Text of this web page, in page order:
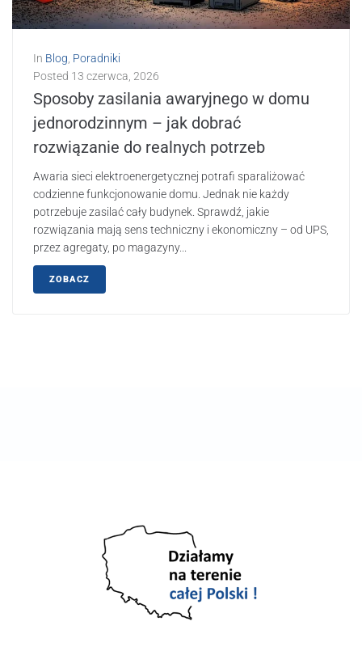
In Blog Poradniki
Posted 13 czerwca, 2026
Sposoby zasilania awaryjnego w domu
jednorodzinnym – jak dobrać
rozwiązanie do realnych potrzeb
Awaria sieci elektroenergetycznej potrafi sparaliżować
codzienne funkcjonowanie domu. Jednak nie każdy
potrzebuje zasilać cały budynek. Sprawdź, jakie
rozwiązania mają sens techniczny i ekonomiczny – od UPS,
przez agregaty, po magazyny...
ZOBACZ